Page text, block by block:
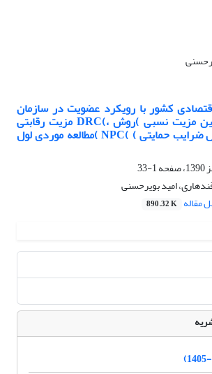
کشور با رویکرد عضویت در سازمان
تجارت جهانی با تعیین مزیت نسبی )روش ،)DRC مزیت رقابتی
)روش UC ( و تحلیل ضرایب حمایتی ) )NPC )مطالعه موردی لول
1-33
امید بویرحسنی
مقاله 890.32 K